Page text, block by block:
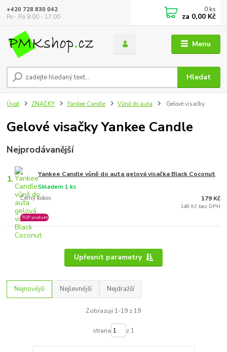
Menu
Hledat
+420 728 830 042
Po - Pá 8:00 - 17:00
0 ks
za 0,00 Kč
Úvod ZNAČKY Yankee Candle Vůně do auta Gelové visačky
Gelové visačky Yankee Candle
Nejprodávanější
1. Yankee Candle vůně do auta gelová visačka Black Coconut
Černý kokos
Skladem 1 ks
TOP produkt
179 Kč
148 Kč bez DPH
Upřesnit parametry
Nejnovější Nejlevnější Nejdražší
Zobrazuji 1-19 z 19
strana z 1